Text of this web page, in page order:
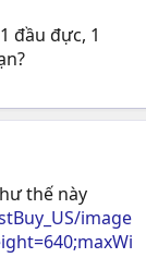
đầu đực, 1
thế này
image